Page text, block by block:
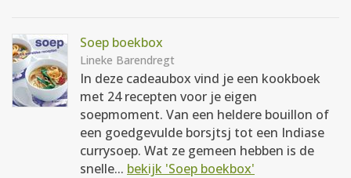
Soep boekbox
Lineke Barendregt
In deze cadeaubox vind je een kookboek
met 24 recepten voor je eigen
soepmoment. Van een heldere bouillon of
een goedgevulde borsjtsj tot een Indiase
currysoep. Wat ze gemeen hebben is de
snelle... bekijk 'Soep boekbox'